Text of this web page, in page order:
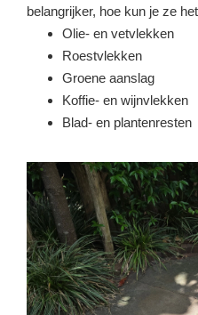
belangrijker, hoe kun je ze
Olie- en vetvlekken
Roestvlekken
Groene aanslag
Koffie- en wijnvlekken
Blad- en plantenresten